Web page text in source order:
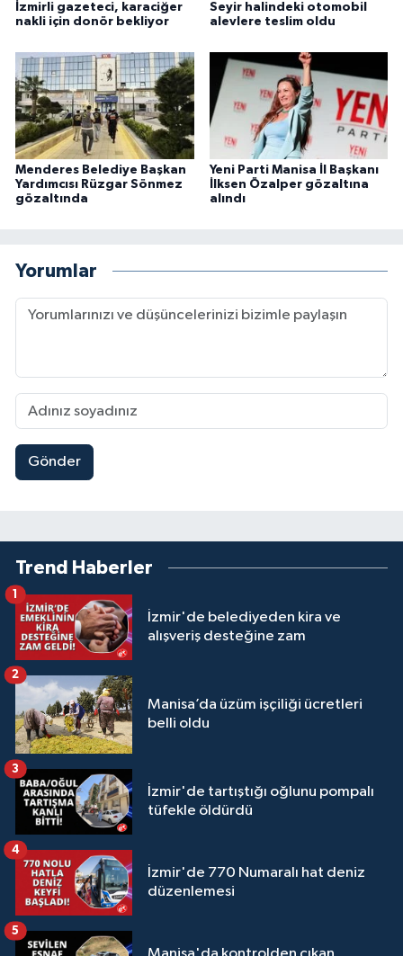
İzmirli gazeteci, karaciğer
nakli için donör bekliyor
Seyir halindeki otomobil
alevlere teslim oldu
Menderes Belediye Başkan
Yardımcısı Rüzgar Sönmez
gözaltında
Yeni Parti Manisa İl Başkanı
İlksen Özalper gözaltına
alındı
Yorumlar
Gönder
Trend Haberler
İzmir'de belediyeden kira ve
alışveriş desteğine zam
1
Manisa’da üzüm işçiliği ücretleri
belli oldu
2
İzmir'de tartıştığı oğlunu pompalı
tüfekle öldürdü
3
İzmir'de 770 Numaralı hat deniz
düzenlemesi
4
5